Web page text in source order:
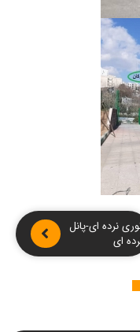
نرده ای-پانل
ای